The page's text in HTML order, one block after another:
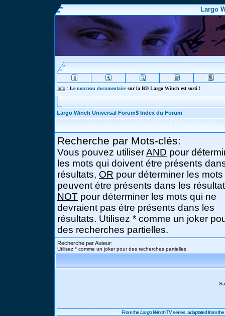
Largo
Info : Lenouveau documentairesur la BD Largo Winch est sorti !
Largo Winch Universal Forum$ Index du Forum
Recherche par Mots-clés:
Vous pouvez utiliserAND pour
les mots qui doivent étre présents
résultats, OR pour déterminer les
peuvent étre présents dans les
NOT pour déterminer les mots qui ne
devraient pas étre présents dans les
résultats. Utilisez * comme un joker
des recherches partielles.
Recherche par Auteur:
Utilisez * comme un joker pour des recherches partielles
From theLargo WinchTV series, adaptated from